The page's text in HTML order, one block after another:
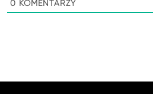
0 KOMENTARZY